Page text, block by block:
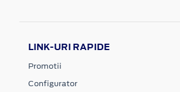
LINK-URI RAPIDE
Promotii
Configurator